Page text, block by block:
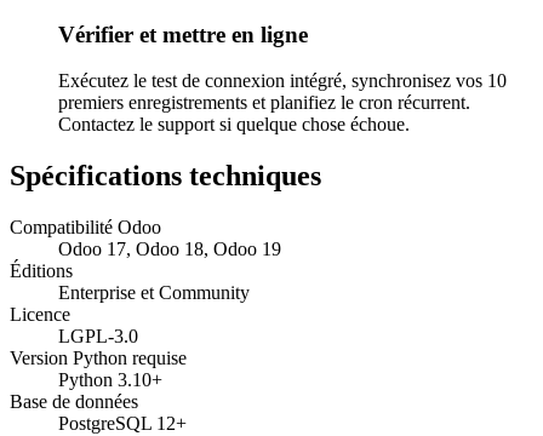
Vérifier et mettre en ligne
Exécutez le test de connexion intégré, synchronisez vos 10
premiers enregistrements et planifiez le cron récurrent.
Contactez le support si quelque chose échoue.
Spécifications techniques
Compatibilité Odoo
Odoo 17, Odoo 18, Odoo 19
Éditions
Enterprise et Community
Licence
LGPL-3.0
Version Python requise
Python 3.10+
Base de données
PostgreSQL 12+